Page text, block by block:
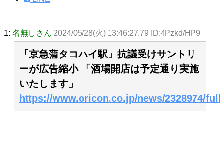
1: 名無しさん 2024/05/28(火) 13:46:27.79 ID:4Pzkd/HP9
「京急蒲タコハイ駅」抗議受けサントリ
ーが広告縮小 「酒場開店は予定通り実施
いたします」
https://www.oricon.co.jp/news/2328974/